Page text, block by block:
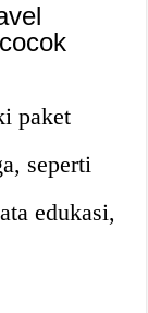
paket
seperti
edukasi,